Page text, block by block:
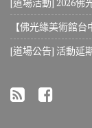
【佛光緣美術館
[道場公告] 活動延